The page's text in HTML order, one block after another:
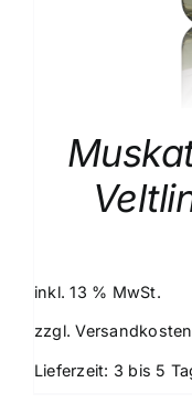
inkl. 13 % MwSt.
zzgl.Versandkosten
Lieferzeit: 3 bis 5